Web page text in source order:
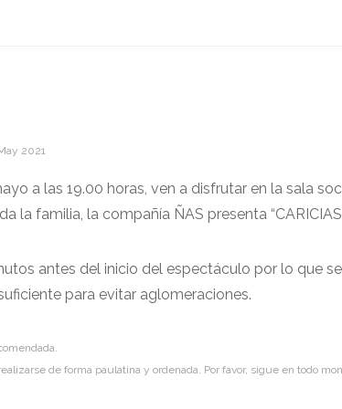
2021
a las 19.00 horas, ven a disfrutar en la sala
la familia, la compañía ÑAS presenta
antes del inicio del espectáculo por lo que se
para evitar aglomeraciones.
de forma paulatina y ordenada. Por favor, sigue en todo